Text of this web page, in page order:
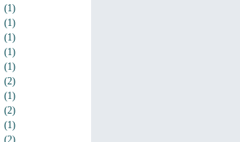
(1)
(1)
(1)
(1)
(1)
(2)
(1)
(2)
(1)
(2)